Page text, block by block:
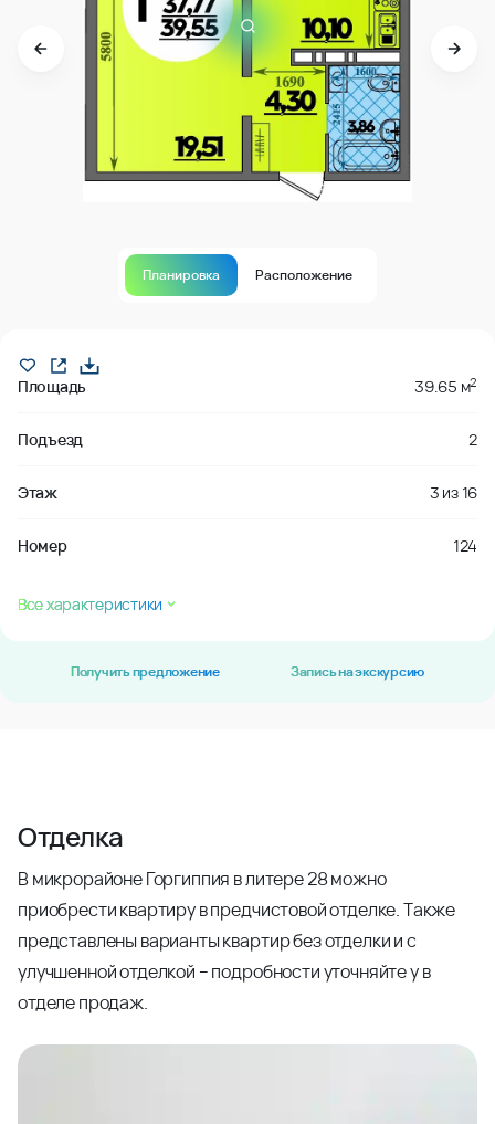
Планировка Расположение
Площадь 39.65 м2
Подъезд 2
Этаж 3 из16
Номер 124
Все характеристики
Получить предложение Запись на экскурсию
Отделка
В микрорайоне Горгиппия в литере 28 можно
приобрести квартиру в предчистовой отделке. Также
представлены варианты квартир без отделки и с
улучшенной отделкой – подробности уточняйте у в
отделе продаж.